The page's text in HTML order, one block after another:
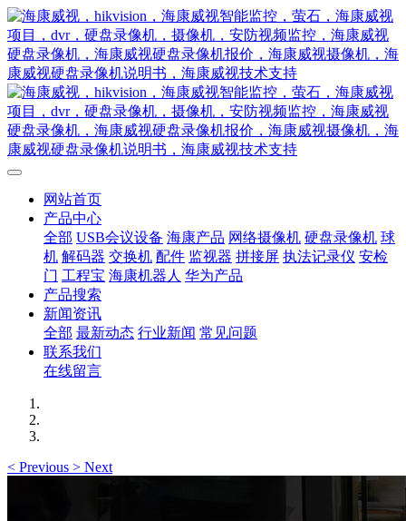
网站首页
产品中心
全部 USB会议设备 海康产品 网络摄像机 硬盘录像机 球
机 解码器 交换机 配件 监视器 拼接屏 执法记录仪 安检
门 工程宝 海康机器人 华为产品
产品搜索
新闻资讯
全部 最新动态 行业新闻 常见问题
联系我们
在线留言
< Previous > Next